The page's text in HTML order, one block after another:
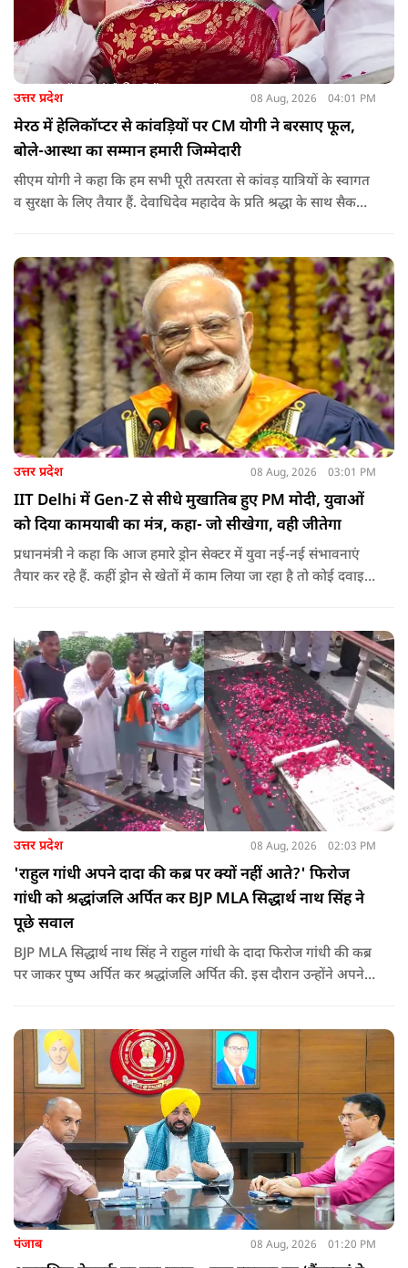
उत्तर प्रदेश 08 Aug, 2026 04:01 PM
मेरठ में हेलिकॉप्टर से कांवड़ियों पर CM योगी ने बरसाए फूल,
बोले-आस्था का सम्मान हमारी जिम्मेदारी
सीएम योगी ने कहा कि हम सभी पूरी तत्परता से कांवड़ यात्रियों के स्वागत
व सुरक्षा के लिए तैयार हैं. देवाधिदेव महादेव के प्रति श्रद्धा के साथ सैकड़ों
पात, क्षेत्र व प्रांत की सीमाओं से ऊपर उठकर उनकी हर श्वांस शिव के नाम
है.
उत्तर प्रदेश 08 Aug, 2026 03:01 PM
IIT Delhi में Gen-Z से सीधे मुखातिब हुए PM मोदी, युवाओं
को दिया कामयाबी का मंत्र, कहा- जो सीखेगा, वही जीतेगा
प्रधानमंत्री ने कहा कि आज हमारे ड्रोन सेक्टर में युवा नई-नई संभावनाएं
तैयार कर रहे हैं. कहीं ड्रोन से खेतों में काम लिया जा रहा है तो कोई दवाइयां
उत्तर प्रदेश 08 Aug, 2026 02:03 PM
'राहुल गांधी अपने दादा की कब्र पर क्यों नहीं आते?' फिरोज
गांधी को श्रद्धांजलि अर्पित कर BJP MLA सिद्धार्थ नाथ सिंह ने
पूछे सवाल
BJP MLA सिद्धार्थ नाथ सिंह ने राहुल गांधी के दादा फिरोज गांधी की कब्र
पर जाकर पुष्प अर्पित कर श्रद्धांजलि अर्पित की. इस दौरान उन्होंने अपने
कि वह भविष्य में क्या करें.
पंजाब 08 Aug, 2026 01:20 PM